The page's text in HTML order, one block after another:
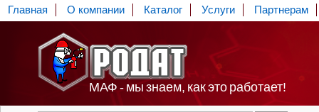
Главная О компании Каталог Услуги Партнерам
МАФ - мы знаем, как это работает!